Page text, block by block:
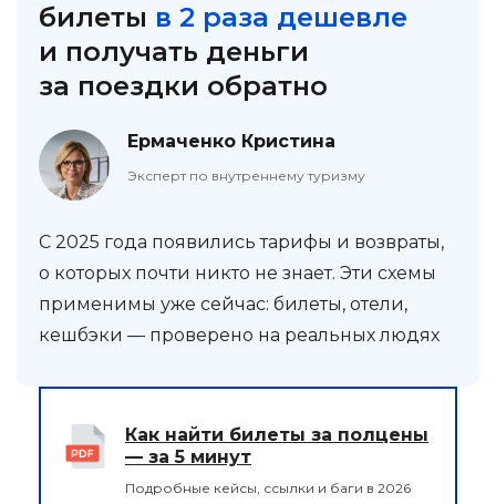
билеты в 2 раза дешевле
и получать деньги
за поездки обратно
Ермаченко Кристина
Эксперт по внутреннему туризму
С 2025 года появились тарифы и возвраты,
о которых почти никто не знает. Эти схемы
применимы уже сейчас: билеты, отели,
кешбэки — проверено на реальных людях
Как найти билеты за полцены
— за 5 минут
Подробные кейсы, ссылки и баги в 2026